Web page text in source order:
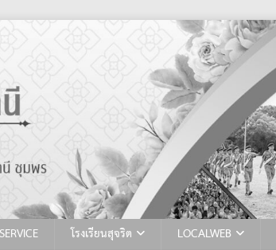
โรงเรียนสุจริต LOCALWEB